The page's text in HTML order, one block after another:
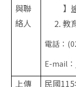
與聯
絡人
】
教
電話：
E-mail ：
上傳
民國